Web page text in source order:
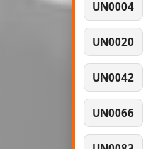
UN0004
UN0020
UN0042
UN0066